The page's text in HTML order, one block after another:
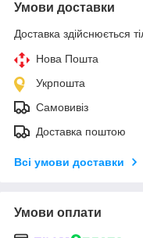
Умови доставки
Доставка здійснюється
Нова Пошта
Укрпошта
Самовивіз
Доставка поштою
Всі умови доставки
Умови оплати